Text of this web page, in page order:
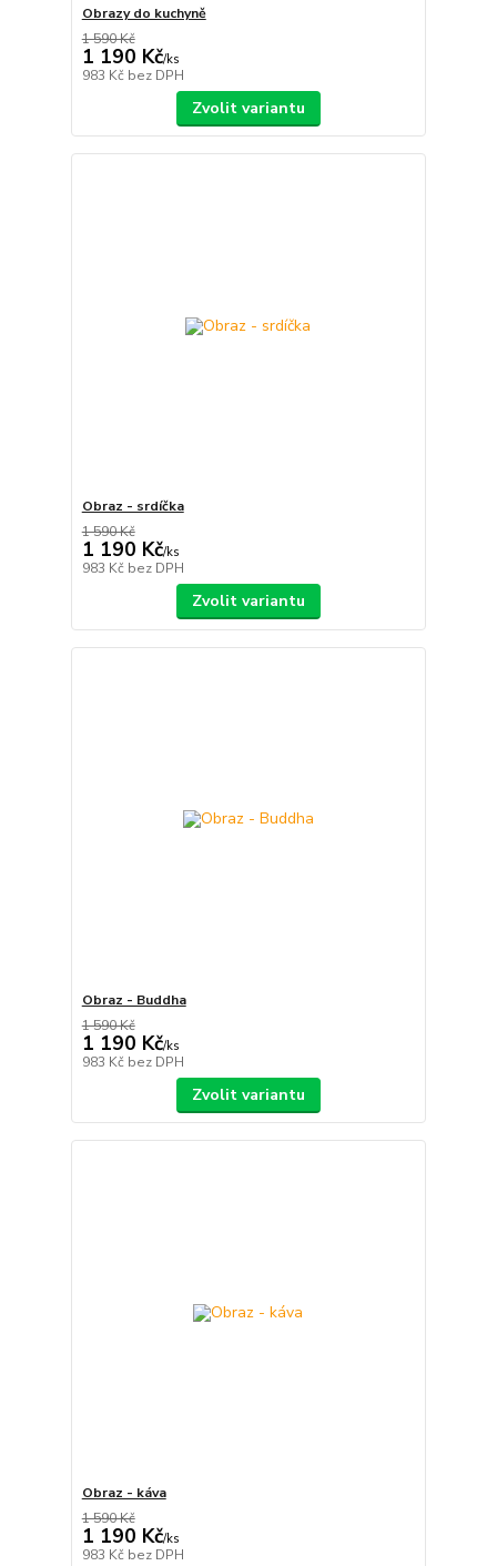
Obrazy do kuchyně
1 590 Kč
1 190 Kč/ks
983 Kč bez DPH
Zvolit variantu
Obraz - srdíčka
1 590 Kč
1 190 Kč/ks
983 Kč bez DPH
Zvolit variantu
Obraz - Buddha
1 590 Kč
1 190 Kč/ks
983 Kč bez DPH
Zvolit variantu
Obraz - káva
1 590 Kč
1 190 Kč/ks
983 Kč bez DPH